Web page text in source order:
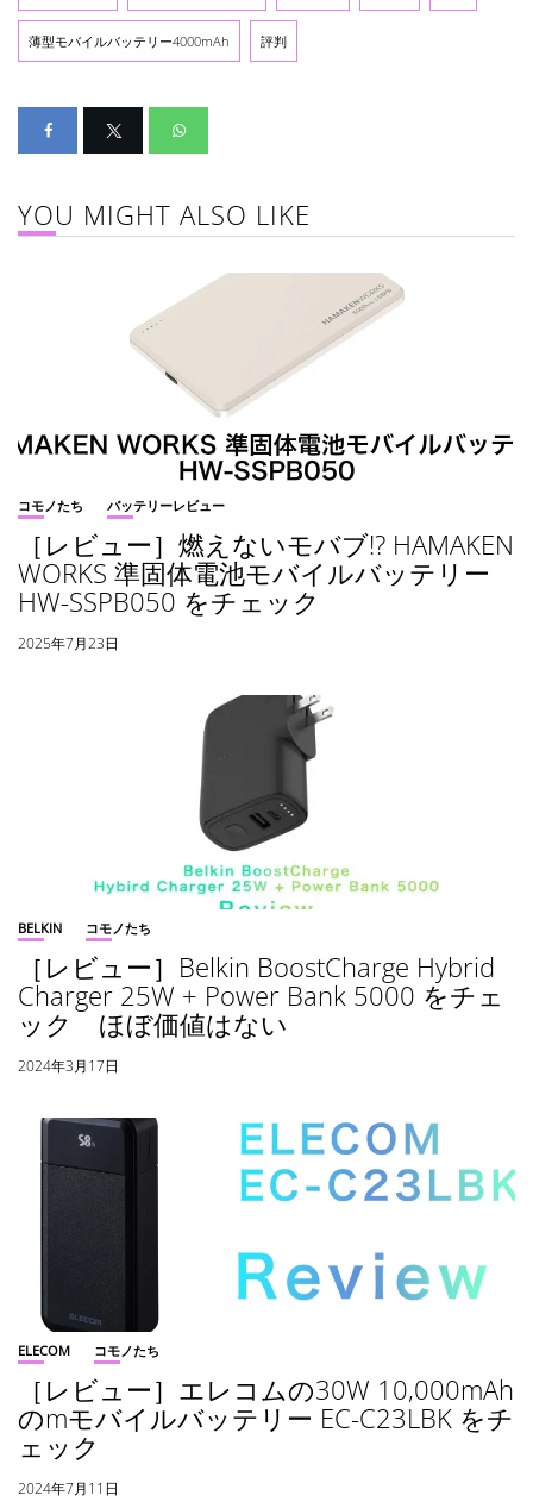
薄型モバイルバッテリー4000mAh 評判
YOU MIGHT ALSO LIKE
コモノたち バッテリーレビュー
［レビュー］燃えないモバブ!? HAMAKEN
WORKS 準固体電池モバイルバッテリー
HW-SSPB050 をチェック
2025年7月23日
BELKIN コモノたち
［レビュー］Belkin BoostCharge Hybrid
Charger 25W + Power Bank 5000 をチェ
ック ほぼ価値はない
2024年3月17日
ELECOM コモノたち
［レビュー］エレコムの30W 10,000mAh
のmモバイルバッテリー EC-C23LBK をチ
ェック
2024年7月11日